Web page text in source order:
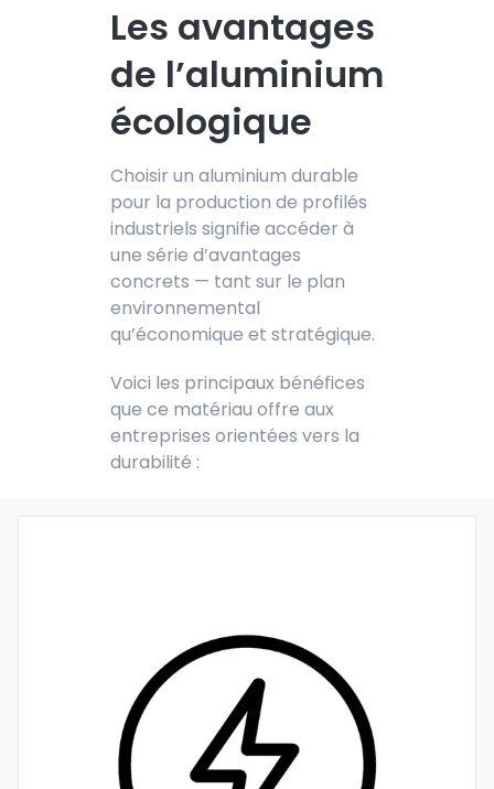
Les avantages
de l’aluminium
écologique
Choisir un aluminium durable
pour la production de profilés
industriels signifie accéder à
une série d’avantages
concrets — tant sur le plan
environnemental
qu’économique et stratégique.
Voici les principaux bénéfices
que ce matériau offre aux
entreprises orientées vers la
durabilité :